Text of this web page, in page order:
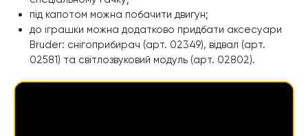
під капотом можна побачити двигун;
до іграшки можна додатково придбати аксесуари
Bruder: снігоприбирач (арт. 02349), відвал (арт.
02581) та світлозвуковий модуль (арт. 02802).